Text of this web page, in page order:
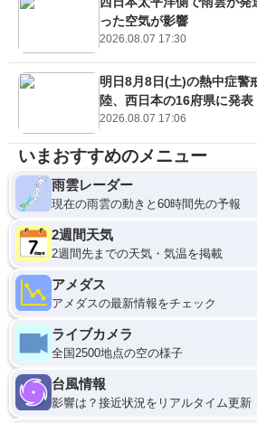
った空気が影響
2026.08.07 17:30
明日8月8日(土)の熱中症
陸、西日本の16府県に発表
2026.08.07 17:06
いまおすすめのメニュー
雨雲レーダー
現在の雨雲の動きと60時間先の予報
2週間天気
2週間先までの天気・気温を掲載
アメダス
アメダスの最新情報をチェック
ライブカメラ
全国2500地点の空の様子
台風情報
影響は？接近状況をリアルタイム更新